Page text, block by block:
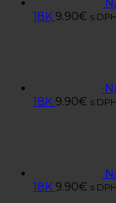
18K 9.90€ s DPH
18K 9.90€ s DPH
18K 9.90€ s DPH